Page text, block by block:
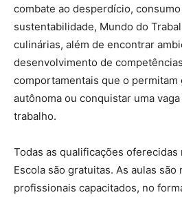
combate ao desperdício,
sustentabilidade, Mundo do
culinárias, além de encontrar
desenvolvimento de
comportamentais que o permitam
autônoma ou conquistar uma
trabalho.
Todas as qualificações
Escola são gratuitas. As aulas
profissionais capacitados, no